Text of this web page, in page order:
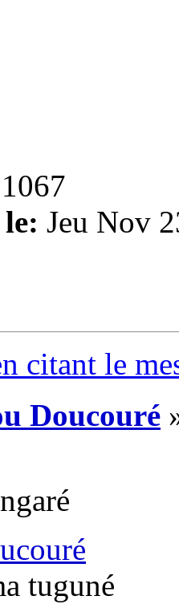
1067
Jeu Nov
citant le
Doucouré
tuguné